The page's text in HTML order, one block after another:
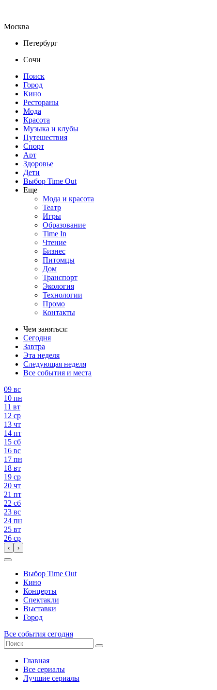
Москва
Петербург
Сочи
Поиск
Город
Кино
Рестораны
Мода
Красота
Музыка и клубы
Путешествия
Спорт
Арт
Здоровье
Дети
Выбор Time Out
Еще
Мода и красота
Театр
Игры
Образование
Time In
Чтение
Бизнес
Питомцы
Дом
Транспорт
Экология
Технологии
Промо
Контакты
Чем заняться:
Сегодня
Завтра
Эта неделя
Следующая неделя
Все события и места
09 вс
10 пн
11 вт
12 ср
13 чт
14 пт
15 сб
16 вс
17 пн
18 вт
19 ср
20 чт
21 пт
22 сб
23 вс
24 пн
25 вт
26 ср
‹ ›
Выбор Time Out
Кино
Концерты
Спектакли
Выставки
Город
Все события сегодня
Главная
Все сериалы
Лучшие сериалы